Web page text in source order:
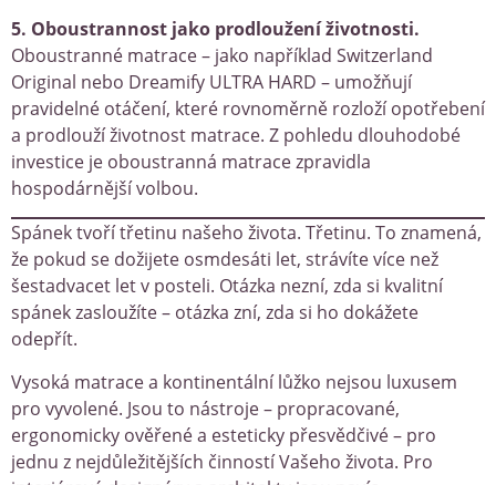
5. Oboustrannost jako prodloužení životnosti.
Oboustranné matrace – jako například Switzerland
Original nebo Dreamify ULTRA HARD – umožňují
pravidelné otáčení, které rovnoměrně rozloží opotřebení
a prodlouží životnost matrace. Z pohledu dlouhodobé
investice je oboustranná matrace zpravidla
hospodárnější volbou.
Spánek tvoří třetinu našeho života. Třetinu. To znamená,
že pokud se dožijete osmdesáti let, strávíte více než
šestadvacet let v posteli. Otázka nezní, zda si kvalitní
spánek zasloužíte – otázka zní, zda si ho dokážete
odepřít.
Vysoká matrace a kontinentální lůžko nejsou luxusem
pro vyvolené. Jsou to nástroje – propracované,
ergonomicky ověřené a esteticky přesvědčivé – pro
jednu z nejdůležitějších činností Vašeho života. Pro